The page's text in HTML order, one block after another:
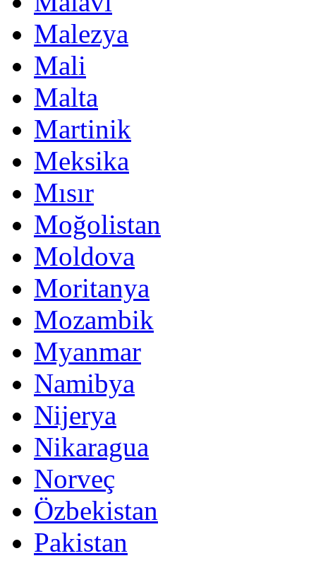
Malezya
Mali
Malta
Martinik
Meksika
Mısır
Moğolistan
Moldova
Moritanya
Mozambik
Myanmar
Namibya
Nijerya
Nikaragua
Norveç
Özbekistan
Pakistan